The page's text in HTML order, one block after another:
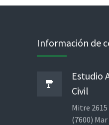
Información de
Estudio
Civil
Mitre 2615
(7600)